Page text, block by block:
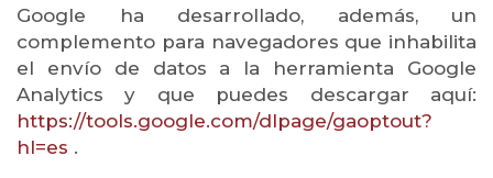
Google ha desarrollado, además, un
complemento para navegadores que inhabilita
el envío de datos a la herramienta Google
Analytics y que puedes descargar aquí:
https://tools.google.com/dlpage/gaoptout?
hl=es .